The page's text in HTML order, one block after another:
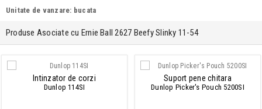
Unitate de vanzare: bucata
Produse Asociate cu Ernie Ball 2627 Beefy Slinky 11-54
Intinzator de corzi
Dunlop 114SI
Suport pene chitara
Dunlop Picker's Pouch 5200SI